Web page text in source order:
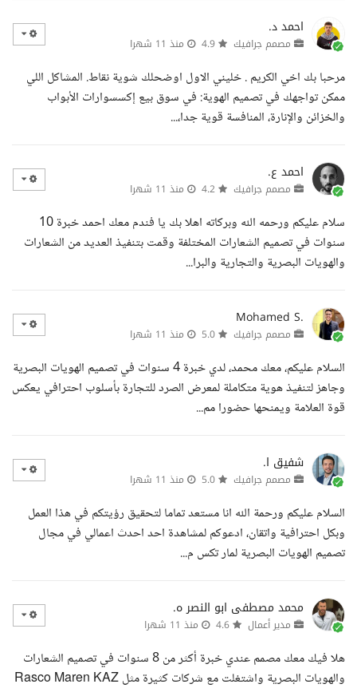
احمد د.
مصمم جرافيك منذ 11 شهرا
مرحبا بك اخي الكريم . خليني الاول اوضحلك شوية نقاط. المشاكل اللي
ممكن تواجهك في تصميم الهوية: في سوق بيع إكسسوارات الأبواب
والخزائن والإنارة، المنافسة قوية جدا،...
احمد ع.
مصمم جرافيك منذ 11 شهرا
سلام عليكم ورحمه الله وبركاته اهلا بك يا فندم معك احمد خبرة 10
سنوات في تصميم الشعارات المختلفة وقمت بتنفيذ العديد من الشعارات
والهويات البصرية والتجارية والبرا...
Mohamed S.
مصمم جرافيك منذ 11 شهرا
السلام عليكم، معك محمد، لدي خبرة 4 سنوات في تصميم الهويات البصرية
وجاهز لتنفيذ هوية متكاملة لمعرض الصرد للتجارة بأسلوب احترافي يعكس
قوة العلامة ويمنحها حضورا مم...
شفيق ا.
مصمم جرافيك منذ 11 شهرا
السلام عليكم ورحمة الله انا مستعد تماما لتحقيق رؤيتكم في هذا العمل
وبكل احترافية واتقان، ادعوكم لمشاهدة احد احدث اعمالي في مجال
تصميم الهويات البصرية لمار تكس م...
محمد مصطفى ابو النصر ه.
مدير أعمال منذ 11 شهرا
هلا فيك معك مصمم عندي خبرة أكثر من 8 سنوات في تصميم الشعارات
والهويات البصرية واشتغلت مع شركات كثيرة مثل Rasco Maren KAZ